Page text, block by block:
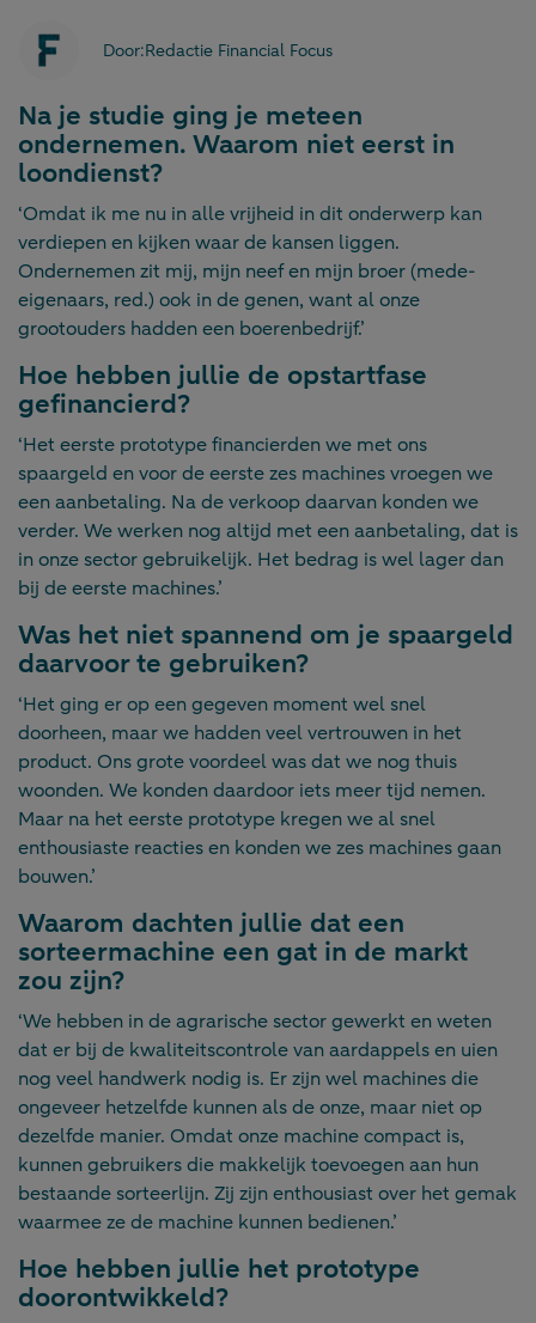
Door:Redactie Financial Focus
Na je studie ging je meteen
ondernemen. Waarom niet eerst in
loondienst?
‘Omdat ik me nu in alle vrijheid in dit onderwerp kan
verdiepen en kijken waar de kansen liggen.
Ondernemen zit mij, mijn neef en mijn broer (mede-
eigenaars, red.) ook in de genen, want al onze
grootouders hadden een boerenbedrijf.’
Hoe hebben jullie de opstartfase
gefinancierd?
‘Het eerste prototype financierden we met ons
spaargeld en voor de eerste zes machines vroegen we
een aanbetaling. Na de verkoop daarvan konden we
verder. We werken nog altijd met een aanbetaling, dat is
in onze sector gebruikelijk. Het bedrag is wel lager dan
bij de eerste machines.’
Was het niet spannend om je spaargeld
daarvoor te gebruiken?
‘Het ging er op een gegeven moment wel snel
doorheen, maar we hadden veel vertrouwen in het
product. Ons grote voordeel was dat we nog thuis
woonden. We konden daardoor iets meer tijd nemen.
Maar na het eerste prototype kregen we al snel
enthousiaste reacties en konden we zes machines gaan
bouwen.’
Waarom dachten jullie dat een
sorteermachine een gat in de markt
zou zijn?
‘We hebben in de agrarische sector gewerkt en weten
dat er bij de kwaliteitscontrole van aardappels en uien
nog veel handwerk nodig is. Er zijn wel machines die
ongeveer hetzelfde kunnen als de onze, maar niet op
dezelfde manier. Omdat onze machine compact is,
kunnen gebruikers die makkelijk toevoegen aan hun
bestaande sorteerlijn. Zij zijn enthousiast over het gemak
waarmee ze de machine kunnen bedienen.’
Hoe hebben jullie het prototype
doorontwikkeld?